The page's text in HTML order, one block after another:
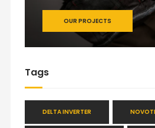
OUR PROJECTS
Tags
DELTA INVERTER